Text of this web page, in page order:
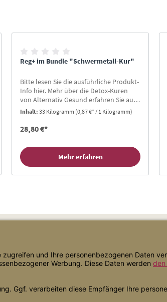
Reg+ im Bundle "Schwermetall-Kur"
Bitte lesen Sie die ausführliche Produkt-
Info hier. Mehr über die Detox-Kuren
von Alternativ Gesund erfahren Sie auf
der Seite Detox-Kuren.
Inhalt: 33 Kilogramm (0,87 €* / 1 Kilogramm)
28,80 €*
Mehr erfahren
Blog
Newsletter